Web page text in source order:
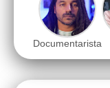
Documentarista